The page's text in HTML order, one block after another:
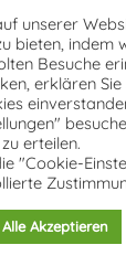
mit Tobias Kron
unserer
bieten, indem
Besuche
erklären
erteilen.
"Cookie-
Alle Akzeptieren